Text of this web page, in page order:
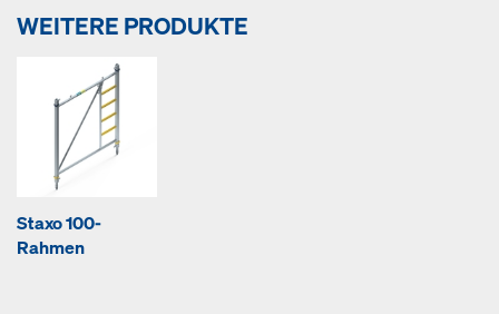
WEITERE PRODUKTE
Staxo 100-
Rahmen